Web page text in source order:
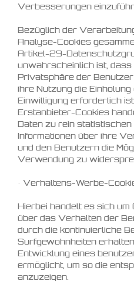
Verbesserungen
Bezüglich der
Analyse-Cookies
Artikel-29-
unwahrscheinlich ist, dass
Privatsphäre der
ihre Nutzung die
Einwilligung erforderlich
Erstanbieter-Cookies
Daten zu rein
Informationen über ihre
und den Benutzern die
Verwendung zu
• Verhaltens-Werbe-
Hierbei handelt es sich um
über das Verhalten der
durch die kontinuierliche
Surfgewohnheiten
Entwicklung eines
ermöglicht, um so die
anzuzeigen.